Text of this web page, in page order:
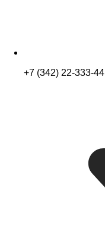
+7 (342) 22-333-44